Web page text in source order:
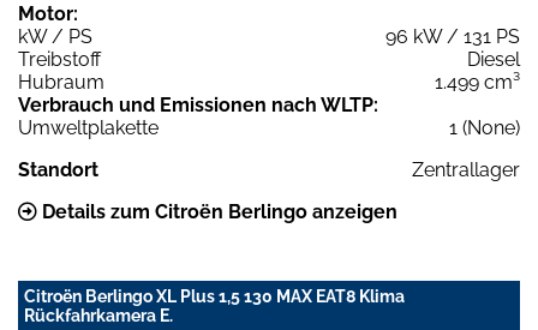
Motor:
kW / PS
96 kW / 131 PS
Treibstoff
Diesel
Hubraum
1.499 cm³
Verbrauch und Emissionen nach WLTP:
Umweltplakette
1 (None)
Standort
Zentrallager
Details zum Citroën Berlingo anzeigen
Citroën Berlingo XL Plus 1,5 130 MAX EAT8 Klima
Rückfahrkamera E.